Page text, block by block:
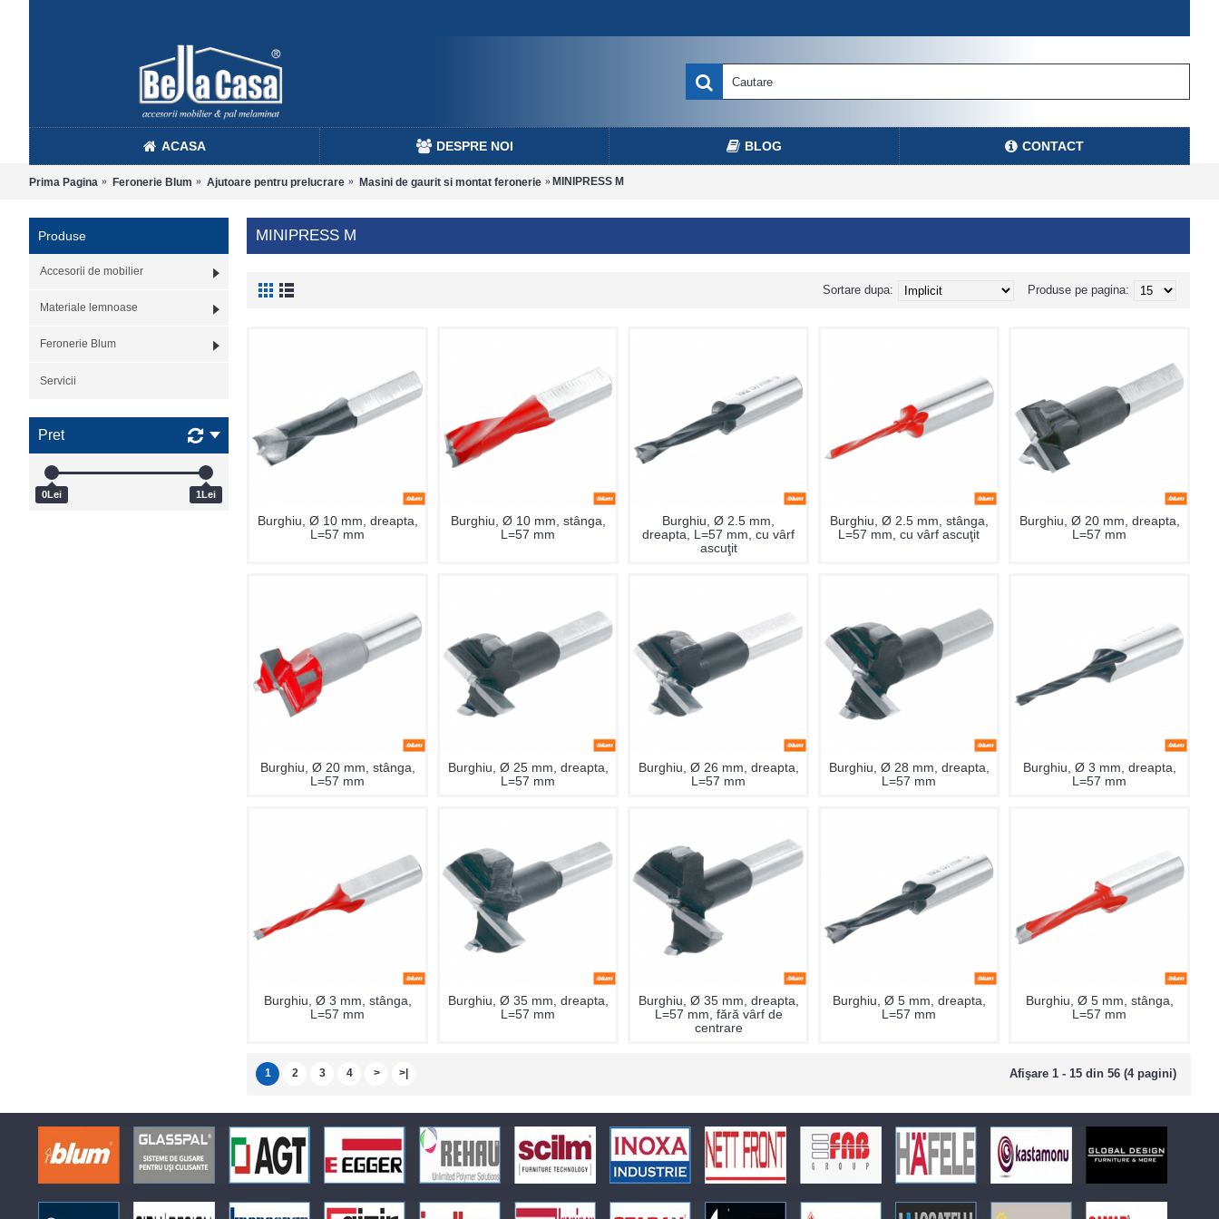
ACASA DESPRE NOI BLOG CONTACT
Prima Pagina Feronerie Blum Ajutoare pentru prelucrare Masini de gaurit si montat feronerie MINIPRESS M
Produse
Accesorii de mobilier
Materiale lemnoase
Feronerie Blum
Servicii
Pret
0Lei 1Lei
MINIPRESS M
Produse pe pagina:
Sortare dupa:
Burghiu, Ø 10 mm, dreapta,
L=57 mm
Burghiu, Ø 10 mm, stânga,
L=57 mm
Burghiu, Ø 2.5 mm,
dreapta, L=57 mm, cu vârf
ascuţit
Burghiu, Ø 2.5 mm, stânga,
L=57 mm, cu vârf ascuţit
Burghiu, Ø 20 mm, dreapta,
L=57 mm
Burghiu, Ø 20 mm, stânga,
L=57 mm
Burghiu, Ø 25 mm, dreapta,
L=57 mm
Burghiu, Ø 26 mm, dreapta,
L=57 mm
Burghiu, Ø 28 mm, dreapta,
L=57 mm
Burghiu, Ø 3 mm, dreapta,
L=57 mm
Burghiu, Ø 3 mm, stânga,
L=57 mm
Burghiu, Ø 35 mm, dreapta,
L=57 mm
Burghiu, Ø 35 mm, dreapta,
L=57 mm, fără vârf de
centrare
Burghiu, Ø 5 mm, dreapta,
L=57 mm
Burghiu, Ø 5 mm, stânga,
L=57 mm
1 2 3 4 > >| Afişare 1 - 15 din 56 (4 pagini)